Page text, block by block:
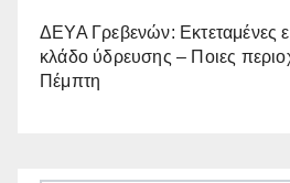
ΔΕΥΑ Γρεβενών: Εκτεταμένες
κλάδο ύδρευσης – Ποιες
Πέμπτη